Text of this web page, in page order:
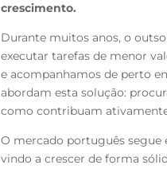
crescimento.
Durante muitos anos, o
executar tarefas de menor
e acompanhamos de perto
abordam esta solução:
como contribuam
O mercado português segue
vindo a crescer de forma